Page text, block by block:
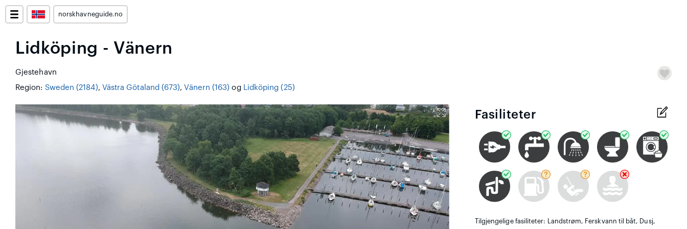
norskhavneguide.no
Lidköping - Vänern
Gjestehavn
Region: Sweden (2184), Västra Götaland (673), Vänern (163) og Lidköping (25)
Fasiliteter
Tilgjengelige fasiliteter: Landstrøm, Ferskvann til båt, Dusj,